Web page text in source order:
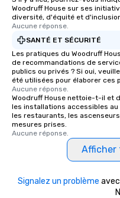
Woodruff House sur ses
diversité, d'équité et
Aucune réponse.
SANTÉ ET SÉCURITÉ
Les pratiques du Woodruff
de recommandations de
publics ou privés ? Si oui,
été utilisées pour élaborer ces
Aucune réponse.
Woodruff House nettoie-t-il et
les installations accessibles au
les restaurants, les
mesures prises.
Aucune réponse.
Afficher
Signalez un problème